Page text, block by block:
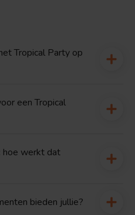
Tropical Party op
een Tropical
hoe werkt dat
bieden jullie?